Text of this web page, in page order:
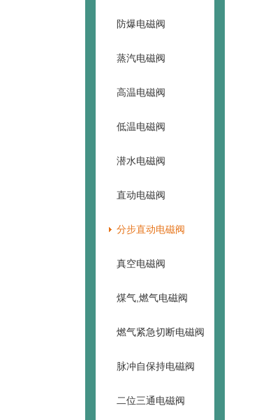
防爆电磁阀
蒸汽电磁阀
高温电磁阀
低温电磁阀
潜水电磁阀
直动电磁阀
分步直动电磁阀
真空电磁阀
煤气,燃气电磁阀
燃气紧急切断电磁阀
脉冲自保持电磁阀
二位三通电磁阀